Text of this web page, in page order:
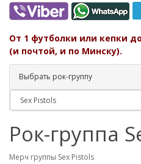
От 1 футболки или кепки
(и почтой, и по Минску).
Выбрать рок-группу
Рок-группа
Мерч группы Sex Pistols